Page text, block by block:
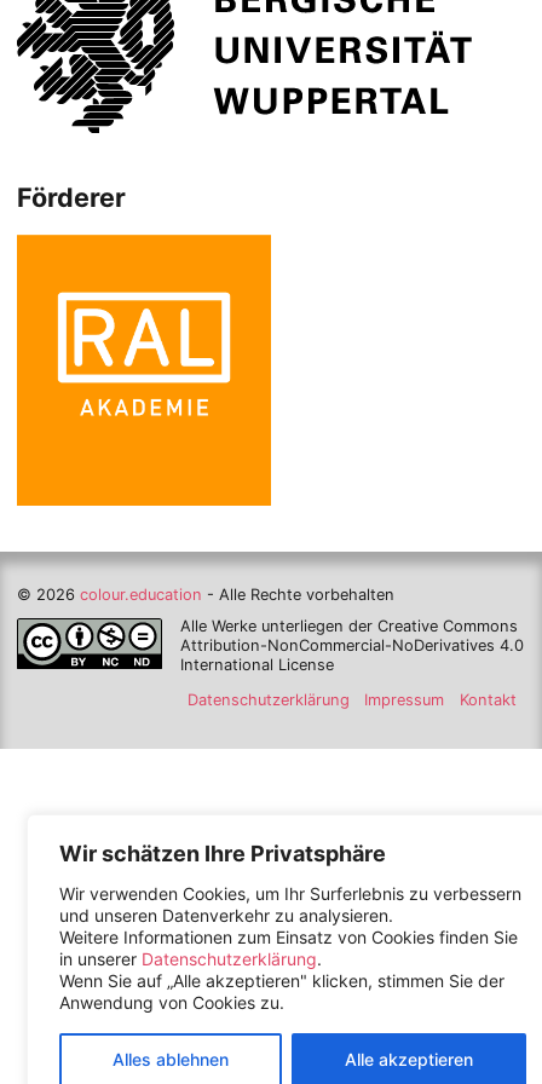
Wir schätzen Ihre Privatsphäre
Wir verwenden Cookies, um Ihr Surferlebnis zu verbessern
und unseren Datenverkehr zu analysieren.
Weitere Informationen zum Einsatz von Cookies finden Sie
in unserer Datenschutzerklärung.
Wenn Sie auf „Alle akzeptieren" klicken, stimmen Sie der
Anwendung von Cookies zu.
Alles ablehnen Alle akzeptieren
Förderer
© 2026 colour.education - Alle Rechte vorbehalten
Alle Werke unterliegen der Creative Commons
Attribution-NonCommercial-NoDerivatives 4.0
International License
Datenschutzerklärung
Impressum Kontakt